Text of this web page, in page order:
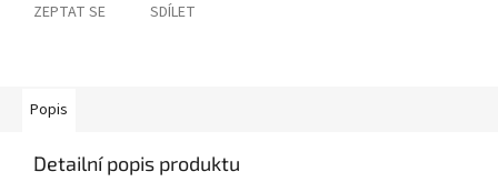
ZEPTAT SE SDÍLET
Popis
Detailní popis produktu